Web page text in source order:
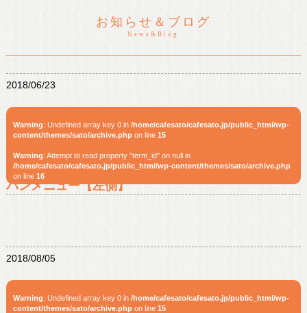
お知らせ＆ブログ
News&Blog
2018/06/23
Warning: Undefined array key 0 in /home/cafesato/cafesato.jp/public_html/wp-
content/themes/sato/archive.phpon line 15
Warning: Attempt to read property "term_id" on null in
/home/cafesato/cafesato.jp/public_html/wp-content/themes/sato/archive.php
on line 16
パンメニュー【左側】
2018/08/05
Warning: Undefined array key 0 in /home/cafesato/cafesato.jp/public_html/wp-
content/themes/sato/archive.phpon line 15